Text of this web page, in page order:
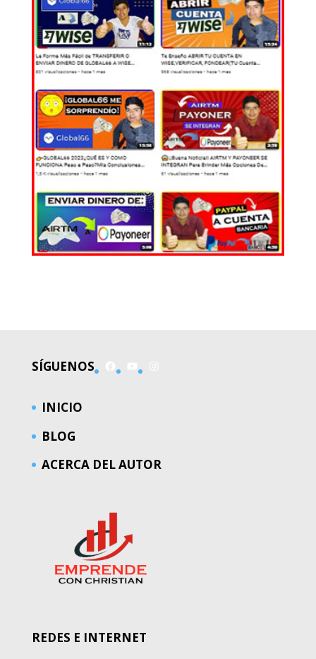
SÍGUENOS
INICIO
BLOG
ACERCA DEL AUTOR
REDES E INTERNET